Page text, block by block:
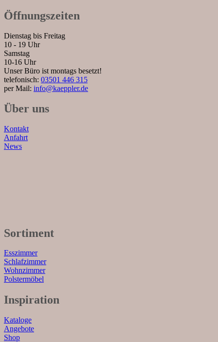
Öffnungszeiten
Dienstag bis Freitag
10 - 19 Uhr
Samstag
10-16 Uhr
Unser Büro ist montags besetzt!
telefonisch: 03501 446 315
per Mail: info@kaeppler.de
Über uns
Kontakt
Anfahrt
News
Sortiment
Esszimmer
Schlafzimmer
Wohnzimmer
Polstermöbel
Inspiration
Kataloge
Angebote
Shop